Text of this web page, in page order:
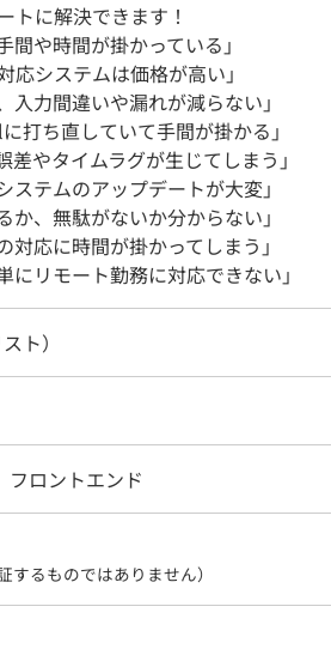
に解決できます！
や時間が掛かっている」
応システムは価格が高い」
入力間違いや漏れが減らない」
打ち直していて手間が掛かる」
やタイムラグが生じてしまう」
ステムのアップデートが大変」
か、無駄がないか分からない」
応に時間が掛かってしまう」
にリモート勤務に対応できない」
ト）
フロントエンド
するものではありません）